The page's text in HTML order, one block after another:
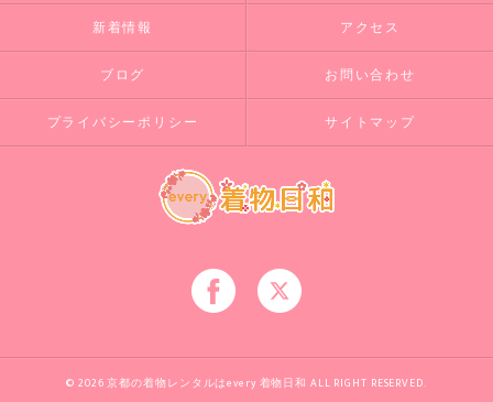
新着情報 アクセス
ブログ お問い合わせ
プライバシーポリシー サイトマップ
© 2026 京都の着物レンタルはevery 着物日和 ALL RIGHT RESERVED.